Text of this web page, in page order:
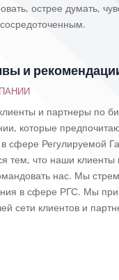
острее думать,
и
и партнеры по
которые
в сфере Регулируемой
тем, что наши
нас. Мы
в сфере РГС. Мы
сети клиентов и